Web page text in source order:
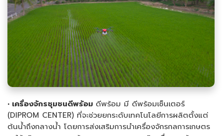
• เครื่องจักรชุมชนดีพร้อม ดีพร้อม มี ดีพร้อมเซ็นเตอร์
(DIPROM CENTER) ที่จะช่วยยกระดับเทคโนโลยีการผลิตตั้งแต่
ต้นน้ำถึงกลางน้ำ โดยการส่งเสริมการนำเครื่องจักรกลการเกษตร